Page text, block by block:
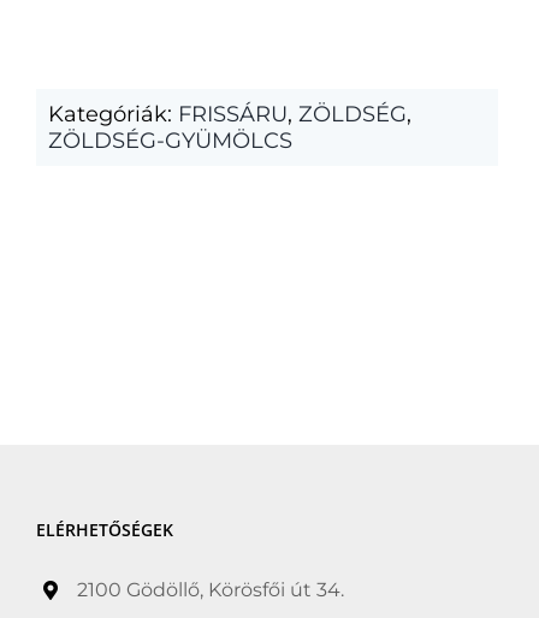
Kategóriák: FRISSÁRU, ZÖLDSÉG,
ZÖLDSÉG-GYÜMÖLCS
ELÉRHETŐSÉGEK
2100 Gödöllő, Körösfői út 34.